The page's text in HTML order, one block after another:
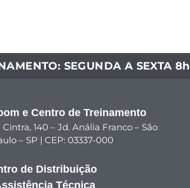
SEGUNDA A SEXTA
e Centro de Treinamento
Cintra, 140 – Jd. Anália Franco – São
– SP | CEP: 03337-000
de Distribuição
Técnica